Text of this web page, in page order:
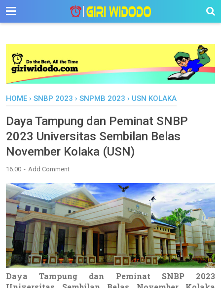
-->
HOME › SNBP 2023 › SNPMB 2023 › USN KOLAKA
Daya Tampung dan Peminat SNBP
2023 Universitas Sembilan Belas
November Kolaka (USN)
16.00 Add Comment
Daya Tampung dan Peminat SNBP 2023